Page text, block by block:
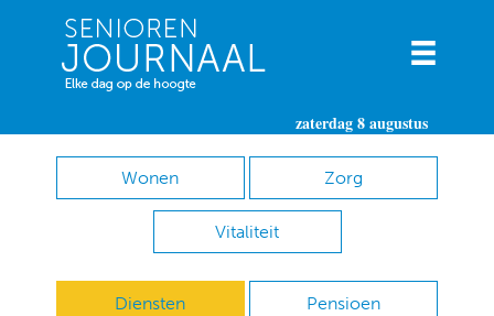
zaterdag 8 augustus
Wonen Zorg
Vitaliteit
Diensten Pensioen